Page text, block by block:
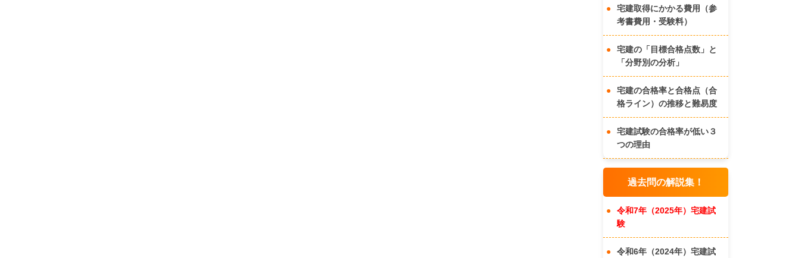
宅建取得にかかる費用（参
考書費用・受験料）
宅建の「目標合格点数」と
「分野別の分析」
宅建の合格率と合格点（合
格ライン）の推移と難易度
宅建試験の合格率が低い３
つの理由
過去問の解説集！
令和7年（2025年）宅建試
験
令和6年（2024年）宅建試